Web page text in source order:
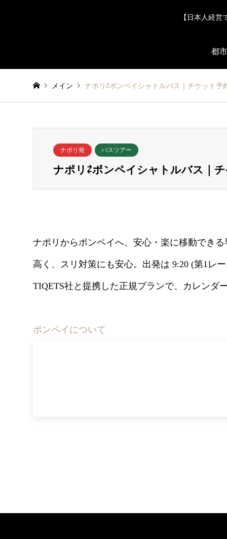
【日本人経
都
メイン ナポリ⇄ポンペイシャトルバス｜チケット予
ナポリ発 バスツアー
ナポリ⇄ポンペイシャトルバス｜
ナポリからポンペイへ、安心・楽に移動でき
高く、スリ対策にも安心。出発は 9:20 (第1レ
TIQETS社と提携した正規プランで、カレンダ
ポンペイについて